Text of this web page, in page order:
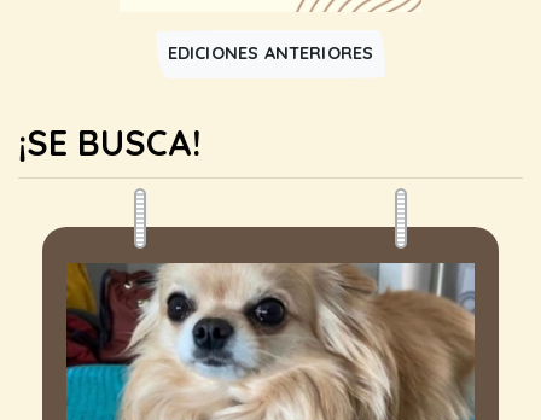
EDICIONES ANTERIORES
¡SE BUSCA!